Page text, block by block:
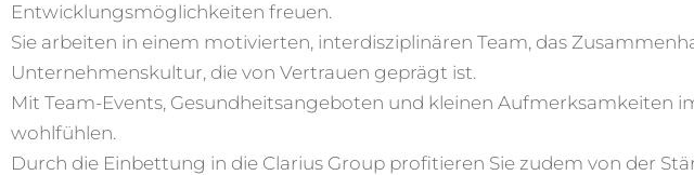
Entwicklungsmöglichkeiten freuen.
Sie arbeiten in einem motivierten, interdisziplinären Team, das
Unternehmenskultur, die von Vertrauen geprägt ist.
Mit Team-Events, Gesundheitsangeboten und kleinen Aufmerksamkeiten
wohlfühlen.
Durch die Einbettung in die Clarius Group profitieren Sie zudem von der